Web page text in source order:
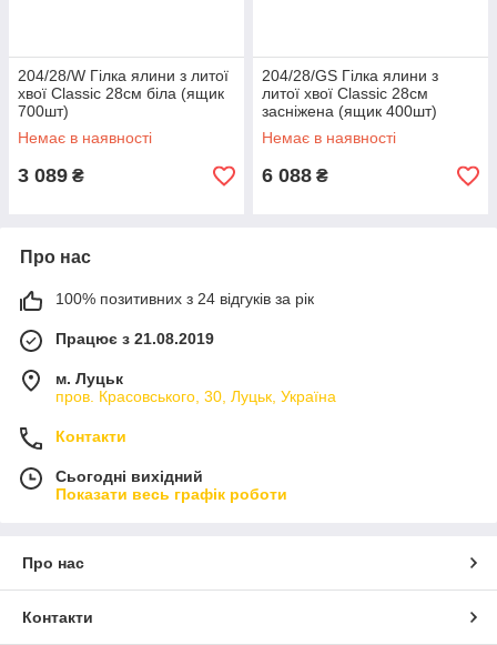
204/28/W Гілка ялини з литої
хвої Classic 28см біла (ящик
700шт)
Немає в наявності
3 089 ₴
204/28/GS Гілка ялини з
литої хвої Classic 28см
засніжена (ящик 400шт)
Немає в наявності
6 088 ₴
Про нас
100% позитивних з 24 відгуків за рік
Працює з 21.08.2019
м. Луцьк
пров. Красовського, 30, Луцьк, Україна
Контакти
Сьогодні вихідний
Показати весь графік роботи
Про нас
Контакти